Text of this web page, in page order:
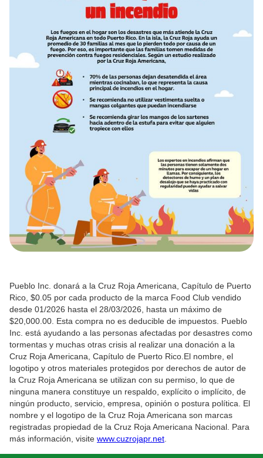
Pueblo Inc. donará a la Cruz Roja Americana, Capítulo de Puerto
Rico, $0.05 por cada producto de la marca Food Club vendido
desde 01/2026 hasta el 28/03/2026, hasta un máximo de
$20,000.00. Esta compra no es deducible de impuestos. Pueblo
Inc. está ayudando a las personas afectadas por desastres como
tormentas y muchas otras crisis al realizar una donación a la
Cruz Roja Americana, Capítulo de Puerto Rico.El nombre, el
logotipo y otros materiales protegidos por derechos de autor de
la Cruz Roja Americana se utilizan con su permiso, lo que de
ninguna manera constituye un respaldo, explícito o implícito, de
ningún producto, servicio, empresa, opinión o postura política. El
nombre y el logotipo de la Cruz Roja Americana son marcas
registradas propiedad de la Cruz Roja Americana Nacional. Para
más información, visite www.cuzrojapr.net.